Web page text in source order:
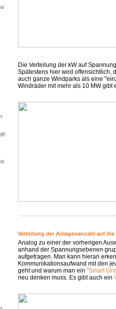
Die Verteilung der kW auf
Spätestens hier wird offensichtlich,
auch ganze Windparks als eine
Windräder mit mehr als 10 MW gibt
Verteilung der Anlagenanzahl auf die
Analog zu einer der vorherigen
anhand der Spannungsebenen
aufgetragen. Man kann hieran
Kommunikationsaufwand mit den
geht und warum man ein "Smart
neu denken muss. Es gibt auch ein